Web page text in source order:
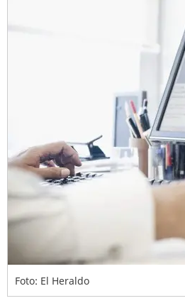
Foto: El Heraldo